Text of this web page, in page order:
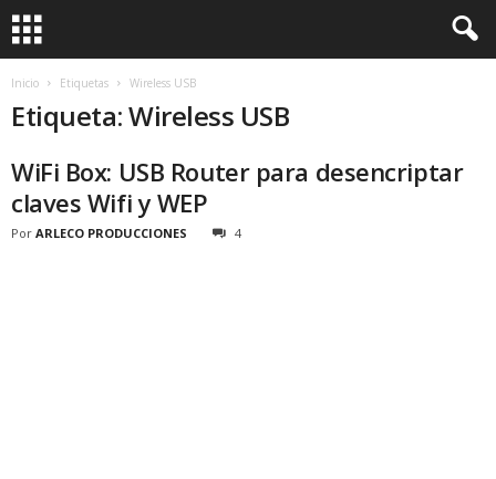
Inicio Etiquetas Wireless USB
Etiqueta: Wireless USB
WiFi Box: USB Router para desencriptar
claves Wifi y WEP
Por ARLECO PRODUCCIONES 4